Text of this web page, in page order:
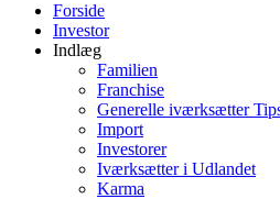
Forside
Investor
Indlæg
Familien
Franchise
Generelle iværksætter
Import
Investorer
Iværksætter i Udlandet
Karma